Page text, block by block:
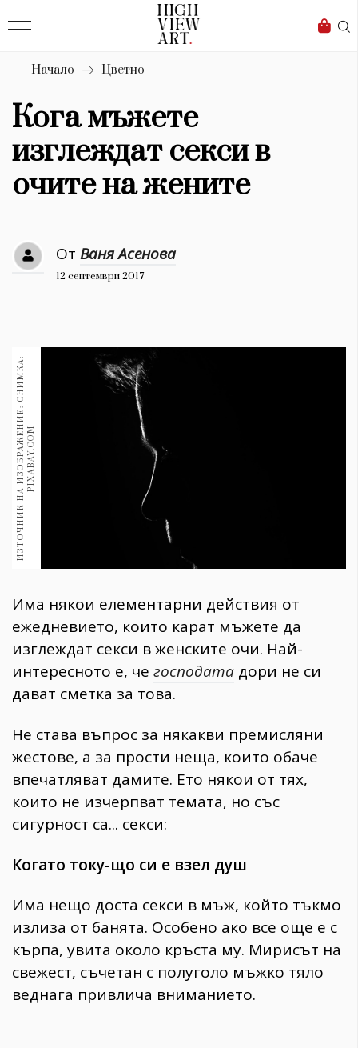
Бизнес
Мода
Dialogue
Изкуство
4340
Дизайн
Книги
30+ 1970
Гурме
Пътувай
237
Здраве
Gentlemen
Wellness
ПОСЛЕДВАЙТЕ
Начало Цветно
Кога мъжете
изглеждат секси в
очите на жените
От Ваня Асенова
12 септември 2017
И
З
Т
О
Ч
Н
И
К
Н
А
И
З
О
Б
Р
А
Ж
Е
Н
И
Е
:
С
Н
И
М
К
А
:
P
I
X
A
B
A
Y
.
C
OM
Има някои елементарни действия от
ежедневието, които карат мъжете да
изглеждат секси в женските очи. Най-
интересното е, че господата дори не си
дават сметка за това.
Не става въпрос за някакви премисляни
жестове, а за прости неща, които обаче
впечатляват дамите. Ето някои от тях,
които не изчерпват темата, но със
сигурност са... секси:
Когато току-що си е взел душ
Има нещо доста секси в мъж, който тъкмо
излиза от банята. Особено ако все още е с
кърпа, увита около кръста му. Мирисът на
свежест, съчетан с полуголо мъжко тяло
веднага привлича вниманието.